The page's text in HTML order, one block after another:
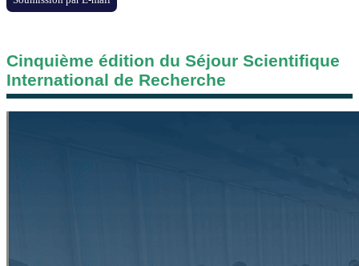
Cinquième édition du Séjour Scientifique
International de Recherche